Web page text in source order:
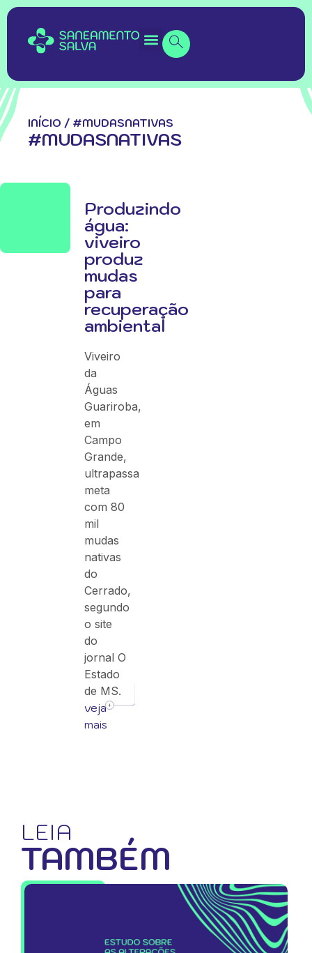
INÍCIO / #MUDASNATIVAS
#MUDASNATIVAS
Produzindo
água:
viveiro
produz
mudas
para
recuperação
ambiental
Viveiro
da
Águas
Guariroba,
em
Campo
Grande,
ultrapassa
meta
com 80
mil
mudas
nativas
do
Cerrado,
segundo
o site
do
jornal O
Estado
de MS.
veja
mais
LEIA
TAMBÉM